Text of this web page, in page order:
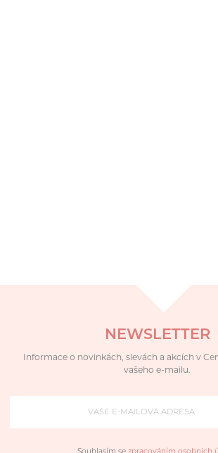
NEWSLETTER
Informace o novinkách, slevách a akcích v
vašeho e-mailu.